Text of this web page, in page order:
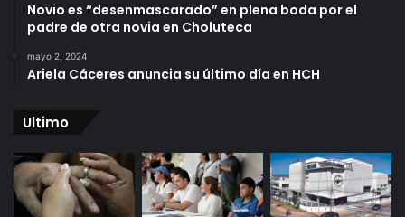
Novio es “desenmascarado” en plena boda por el
padre de otra novia en Choluteca
mayo 2, 2024
Ariela Cáceres anuncia su último día en HCH
Ultimo